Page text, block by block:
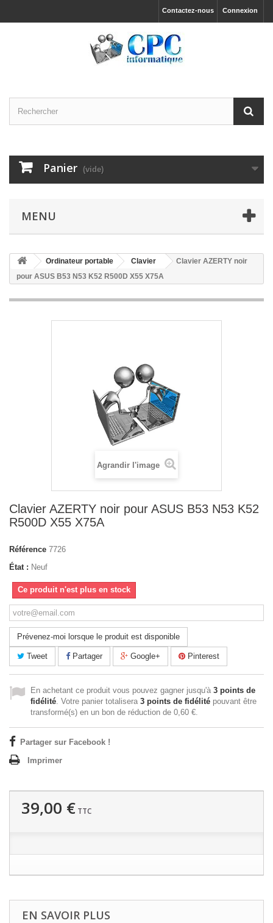
Connexion
Contactez-nous
Panier (vide)
MENU
Ordinateur portable Clavier
Clavier AZERTY noir
pour ASUS B53 N53 K52 R500D X55 X75A
Agrandir l'image
Clavier AZERTY noir pour ASUS B53 N53 K52
R500D X55 X75A
Référence 7726
État : Neuf
Ce produit n'est plus en stock
Prévenez-moi lorsque le produit est disponible
Tweet Partager Google+ Pinterest
En achetant ce produit vous pouvez gagner jusqu'à 3 points de
fidélité. Votre panier totalisera 3 points de fidélité pouvant être
transformé(s) en un bon de réduction de 0,60 €.
Partager sur Facebook !
Imprimer
39,00 € TTC
EN SAVOIR PLUS